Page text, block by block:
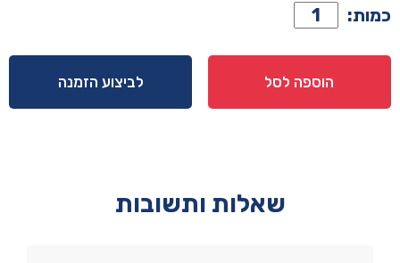
כמות: כמות
של
כיסא
דגם
הוספה לסל לביצוע הזמנה
שאלות ותשובות